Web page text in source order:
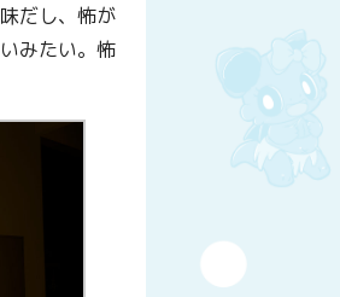
だし、怖が
みたい。怖